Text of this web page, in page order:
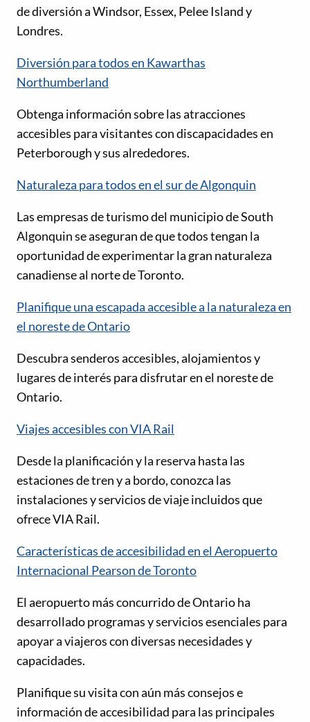
de diversión a Windsor, Essex, Pelee Island y
Londres.
Diversión para todos en Kawarthas
Northumberland
Obtenga información sobre las atracciones
accesibles para visitantes con discapacidades en
Peterborough y sus alrededores.
Naturaleza para todos en el sur de Algonquin
Las empresas de turismo del municipio de South
Algonquin se aseguran de que todos tengan la
oportunidad de experimentar la gran naturaleza
canadiense al norte de Toronto.
Planifique una escapada accesible a la naturaleza en
el noreste de Ontario
Descubra senderos accesibles, alojamientos y
lugares de interés para disfrutar en el noreste de
Ontario.
Viajes accesibles con VIA Rail
Desde la planificación y la reserva hasta las
estaciones de tren y a bordo, conozca las
instalaciones y servicios de viaje incluidos que
ofrece VIA Rail.
Características de accesibilidad en el Aeropuerto
Internacional Pearson de Toronto
El aeropuerto más concurrido de Ontario ha
desarrollado programas y servicios esenciales para
apoyar a viajeros con diversas necesidades y
capacidades.
Planifique su visita con aún más consejos e
información de accesibilidad para las principales